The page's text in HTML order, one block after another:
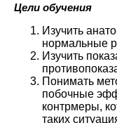
Цели обучения
Изучить
нормальные
Изучить
Понимать
побочные
контрмеры,
таких